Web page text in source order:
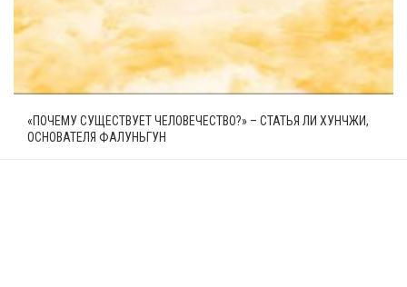
«ПОЧЕМУ СУЩЕСТВУЕТ ЧЕЛОВЕЧЕСТВО?» – СТАТЬЯ ЛИ ХУНЧЖИ,
ОСНОВАТЕЛЯ ФАЛУНЬГУН